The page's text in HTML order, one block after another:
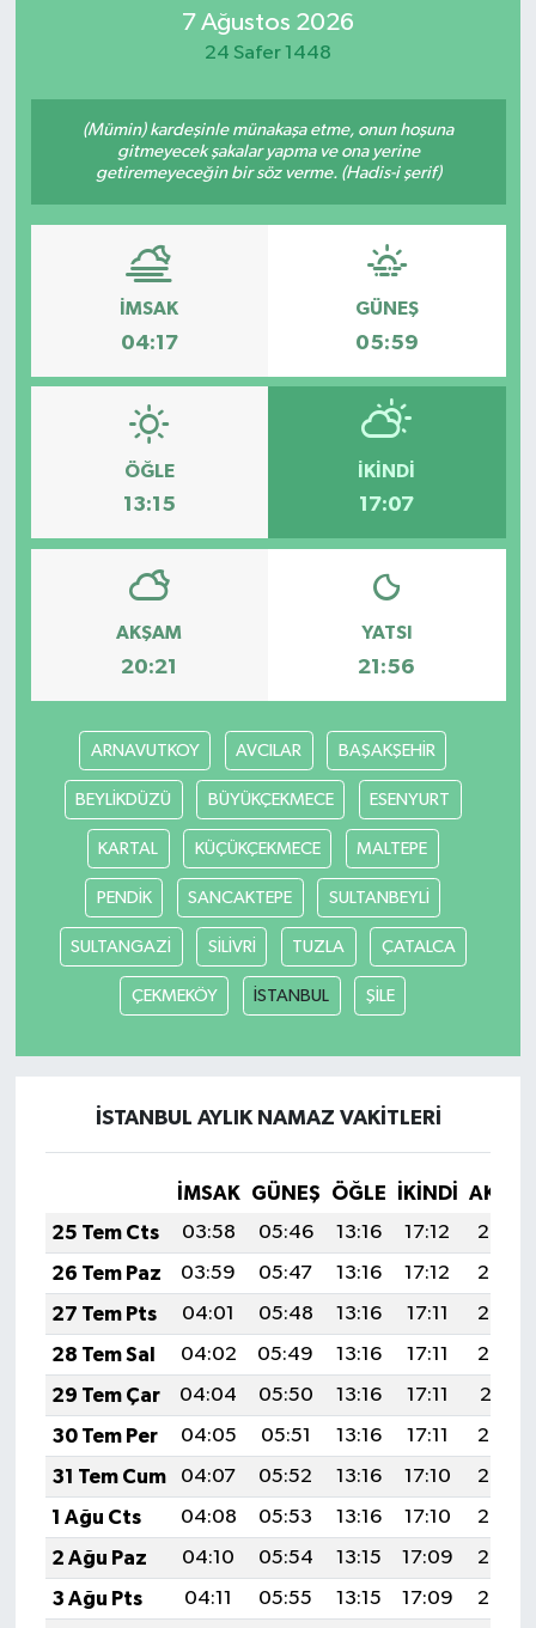
7 Ağustos 2026
24 Safer 1448
(Mümin) kardeşinle münakaşa etme, onun hoşuna
gitmeyecek şakalar yapma ve ona yerine
getiremeyeceğin bir söz verme. (Hadis-i şerif)
İMSAK
04:17
GÜNEŞ
05:59
ÖĞLE
13:15
İKINDI
17:07
AKŞAM
20:21
YATSI
21:56
ARNAVUTKOY AVCILAR BAŞAKŞEHİR
BEYLİKDÜZÜ BÜYÜKÇEKMECE ESENYURT
KARTAL KÜÇÜKÇEKMECE MALTEPE
PENDİK SANCAKTEPE SULTANBEYLİ
SULTANGAZİ SİLİVRİ TUZLA ÇATALCA
ÇEKMEKÖY İSTANBUL ŞİLE
İSTANBUL AYLIK NAMAZ VAKITLERI
İMSAK GÜNEŞ ÖĞLE İKINDI
25 Tem Cts
03:58 05:46 13:16 17:12
20:35
26 Tem Paz
03:59 05:47 13:16 17:12
20:34
27 Tem Pts
04:01 05:48 13:16 17:11
20:33
28 Tem Sal
04:02 05:49 13:16 17:11
20:32
29 Tem Çar
04:04 05:50 13:16 17:11
20:31
30 Tem Per
04:05 05:51 13:16 17:11
20:30
31 Tem Cum
04:07 05:52 13:16 17:10
20:29
1 Ağu Cts
04:08 05:53 13:16 17:10
20:28
2 Ağu Paz
04:10 05:54 13:15 17:09
20:27
3 Ağu Pts
04:11 05:55 13:15 17:09
20:26